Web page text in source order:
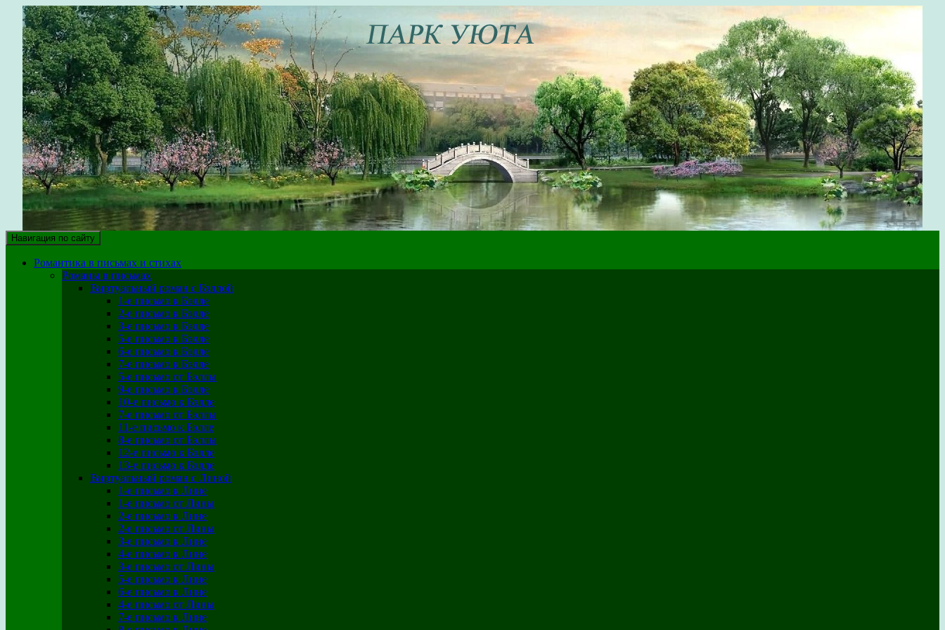
парк уюта
Здесь собраны крупицы собственного опыта на различных этапах жизненного пути, которые могут быть полезны в настоящем
Навигация по сайту
Романтика в письмах и стихах
Романы в письмах
Виртуальный роман с Бэллой
1-е письмо к Бэлле
2-е письмо к Бэлле
3-е письмо к Бэлле
5-е письмо к Бэлле
6-е письмо к Бэлле
7-е письмо к Бэлле
5-е письмо от Бэллы
9-е письмо к Бэлле
10-е письмо к Бэлле
7-е письмо от Бэллы
11-е письмо к Бэлле
8-е письмо от Бэллы
12-е письмо к Бэлле
13-е письмо к Бэлле
Виртуальный роман с Линой
1-е письмо к Лине
1-е письмо от Лины
2-е письмо к Лине
2-е письмо от Лины
3-е письмо к Лине
4-е письмо к Лине
3-е письмо от Лины
5-е письмо к Лине
6-е письмо к Лине
4-е письмо от Лины
7-е письмо к Лине